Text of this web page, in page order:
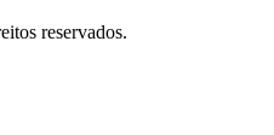
reservados.